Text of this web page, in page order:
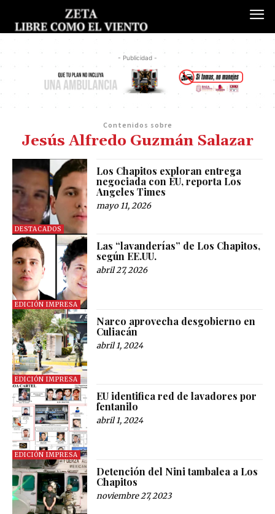
- Publicidad -
Contenidos sobre
Jesús Alfredo Guzmán Salazar
DESTACADOS
Los Chapitos exploran entrega
negociada con EU, reporta Los
Angeles Times
mayo 11, 2026
EDICIÓN IMPRESA
Las “lavanderías” de Los Chapitos,
según EE.UU.
abril 27, 2026
EDICIÓN IMPRESA
Narco aprovecha desgobierno en
Culiacán
abril 1, 2024
EDICIÓN IMPRESA
EU identifica red de lavadores por
fentanilo
abril 1, 2024
Detención del Nini tambalea a Los
Chapitos
noviembre 27, 2023